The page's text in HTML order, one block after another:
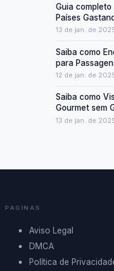
Guia
Países
13 de jan. de
Saiba como
para
12 de jan. de
Saiba como
Gourmet sem
13 de jan. de
PAGINAS
Aviso Legal
DMCA
Política de